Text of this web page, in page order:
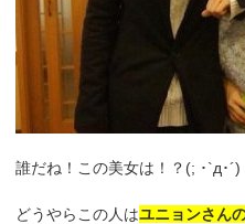
誰だね！この美女は！？(; ･`д･´)
どうやらこの人はユニョンさん